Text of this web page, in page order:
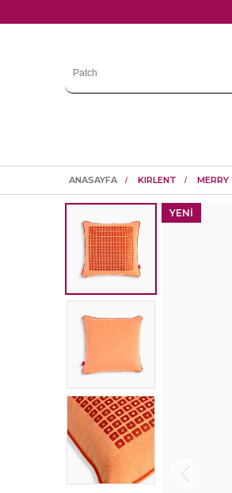
ANASAYFA KIRLENT MERRY
YENI